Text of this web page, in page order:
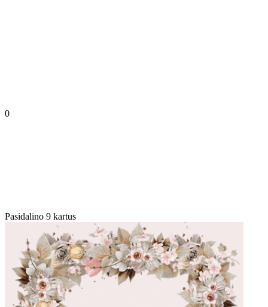
0
Pasidalino 9 kartus